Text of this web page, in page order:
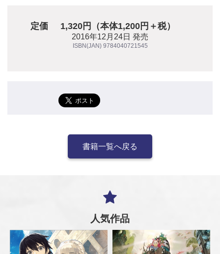
定価 1,320円（本体1,200円＋税）
2016年12月24日 発売
ISBN(JAN) 9784040721545
書籍一覧へ戻る
人気作品